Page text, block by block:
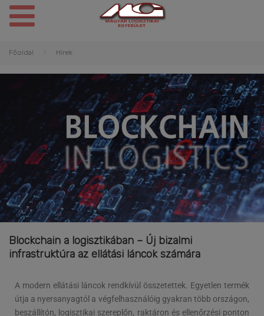
Főoldal Hírek
Blockchain a logisztikában – Új bizalmi
infrastruktúra az ellátási láncok számára
A modern ellátási láncok rendkívül összetettek. Egyetlen termék
útja a nyersanyagtól a végfelhasználóig gyakran több országon,
beszállítón, logisztikai szereplőn, raktáron és ellenőrzési ponton